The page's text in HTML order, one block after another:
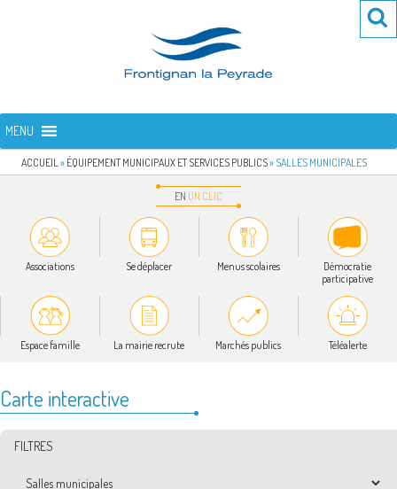
FRONTIGNAN LA PEYRADE
MENU
ACCUEIL » ÉQUIPEMENT MUNICIPAUX ET SERVICES PUBLICS» SALLES MUNICIPALES
EN UN CLIC
Associations Se déplacer Menus scolaires
Démocratie
participative
Espace famille La mairie recrute Marchés publics Téléalerte
Carte interactive
FILTRES
Catégories